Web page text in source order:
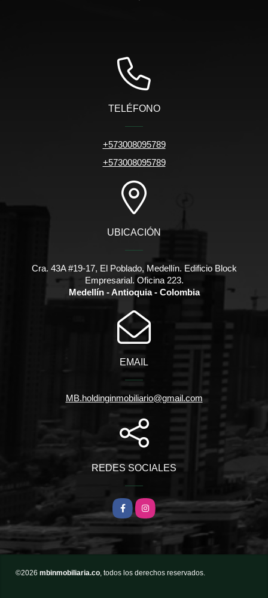
TELÉFONO
+573008095789
+573008095789
UBICACIÓN
Cra. 43A #19-17, El Poblado, Medellín. Edificio Block
Empresarial. Oficina 223.
Medellín - Antioquia - Colombia
EMAIL
MB.holdinginmobiliario@gmail.com
REDES SOCIALES
FacebookInstagram
©2026 mbinmobiliaria.co , todos los derechos reservados.